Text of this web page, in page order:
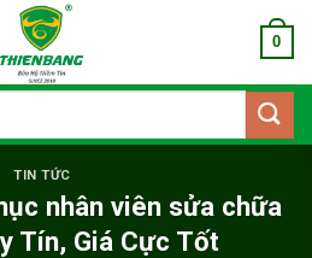
0
TIN TỨC
nhân viên sửa chữa
Tín, Giá Cực Tốt